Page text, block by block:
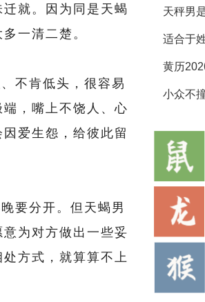
就。因为同是天蝎
一清二楚。
不肯低头，很容易
，嘴上不饶人、心
爱生怨，给彼此留
要分开。但天蝎男
为对方做出一些妥
方式，就算算不上
适合于
小众不